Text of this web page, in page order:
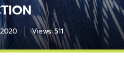
Views:511